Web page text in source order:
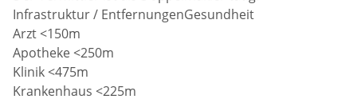
Infrastruktur / EntfernungenGesundheit
Arzt <150m
Apotheke <250m
Klinik <475m
Krankenhaus <225m